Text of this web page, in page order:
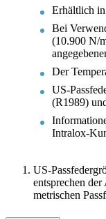
Erhältlich
Bei
(10.900 N/
Der
US-
(R1989)
Intralox-
US-
entsprechen
metrischen